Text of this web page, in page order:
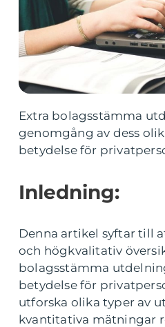
Extra bolagsstämma
genomgång av dess
betydelse för
Inledning:
Denna artikel syftar till
och högkvalitativ
bolagsstämma
betydelse för
utforska olika typer av
kvantitativa mätningar